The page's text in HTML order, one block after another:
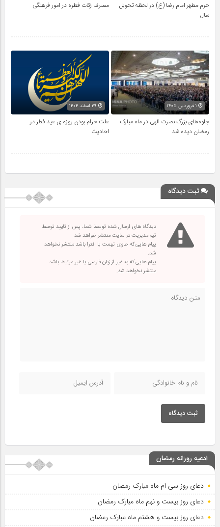
حرم مطهر امام رضا (ع) در لحظه تحویل
سال
مصرف زکات فطره در امور فرهنگی
جلوه‌های بزرگ نصرت الهی در ماه مبارک
رمضان دیده شد
علت حرام بودن روزه ی عید فطر در
احادیث
ثبت دیدگاه
دیدگاه های ارسال شده توسط شما، پس از تایید توسط
تیم مدیریت در سایت منتشر خواهد شد.
پیام هایی که حاوی تهمت یا افترا باشد منتشر نخواهد
شد.
پیام هایی که به غیر از زبان فارسی یا غیر مرتبط باشد
منتشر نخواهد شد.
ثبت دیدگاه
ادعیه روزانه رمضان
دعای روز سی ام ماه مبارک رمضان
دعای روز بیست و نهم ماه مبارک رمضان
دعای روز بیست و هشتم ماه مبارک رمضان